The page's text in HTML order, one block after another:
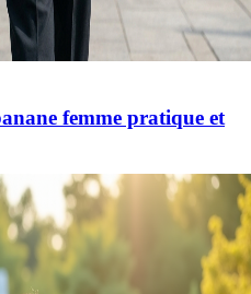
femme pratique et